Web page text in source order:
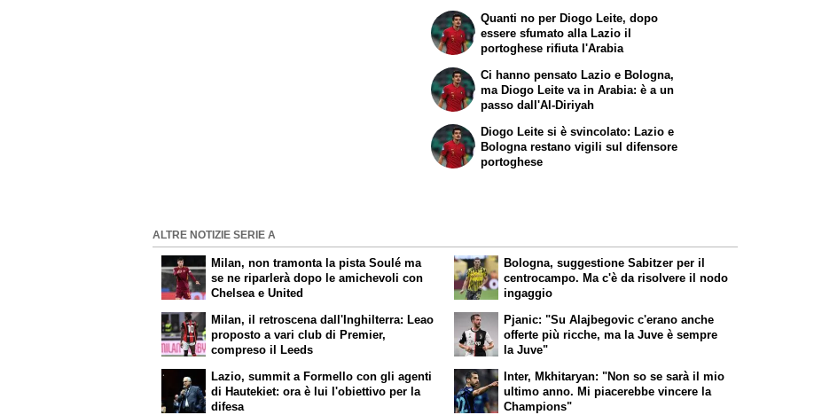
Quanti no per Diogo Leite, dopo
essere sfumato alla Lazio il
portoghese rifiuta l'Arabia
Ci hanno pensato Lazio e Bologna,
ma Diogo Leite va in Arabia: è a un
passo dall'Al-Diriyah
Diogo Leite si è svincolato: Lazio e
Bologna restano vigili sul difensore
portoghese
ALTRE NOTIZIE SERIE A
Milan, non tramonta la pista Soulé ma
se ne riparlerà dopo le amichevoli con
Chelsea e United
Milan, il retroscena dall'Inghilterra: Leao
proposto a vari club di Premier,
compreso il Leeds
Bologna, suggestione Sabitzer per il
centrocampo. Ma c'è da risolvere il nodo
ingaggio
Pjanic: "Su Alajbegovic c'erano anche
offerte più ricche, ma la Juve è sempre
la Juve"
Lazio, summit a Formello con gli agenti
di Hautekiet: ora è lui l'obiettivo per la
difesa
Inter, Mkhitaryan: "Non so se sarà il mio
ultimo anno. Mi piacerebbe vincere la
Champions"